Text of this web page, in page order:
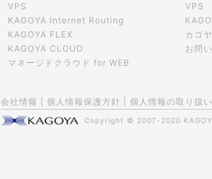
VPS
KAGOYA Internet Routing
KAGOYA FLEX
KAGOYA CLOUD
マネージドクラウド for WEB
VPS
カゴ
お問
会社情報 個人情報保護方針 個人情報の取り扱
Copyright © 2007-2020